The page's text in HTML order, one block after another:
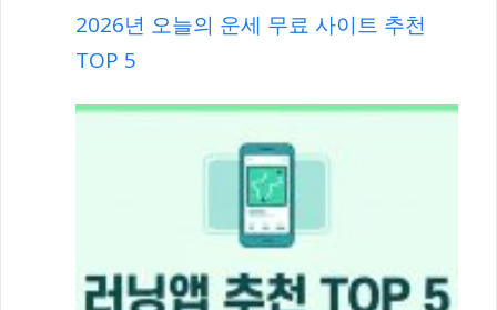
2026년 오늘의 운세 무료 사이트 추천
TOP 5